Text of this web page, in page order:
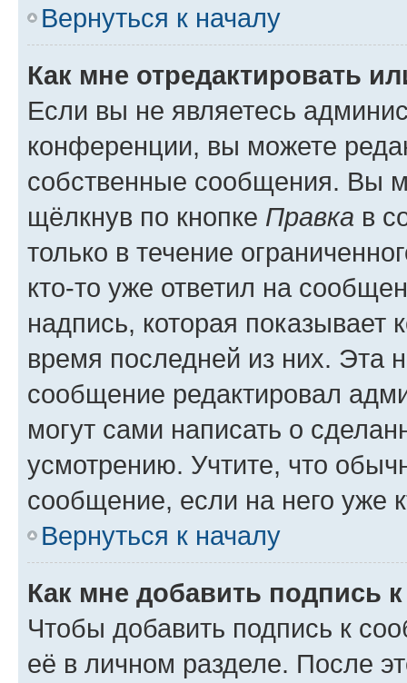
Вернуться к началу
Как мне отредактировать
Если вы не являетесь
конференции, вы можете
собственные сообщения. Вы
щёлкнув по кнопке Правка в
только в течение
кто-то уже ответил на
надпись, которая показывает
время последней из них. Эта
сообщение редактировал
могут сами написать о
усмотрению. Учтите, что
сообщение, если на него уже
Вернуться к началу
Как мне добавить подпись
Чтобы добавить подпись к
её в личном разделе. После